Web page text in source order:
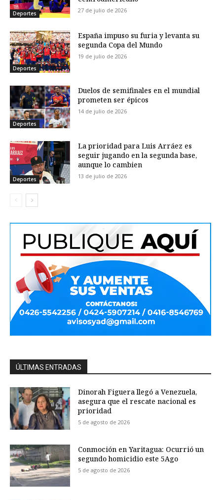
Deportes 27 de julio de 2026
Deportes
España impuso su furia y levanta su
segunda Copa del Mundo
19 de julio de 2026
Deportes
Duelos de semifinales en el mundial
prometen ser épicos
14 de julio de 2026
Deportes
La prioridad para Luis Arráez es
seguir jugando en la segunda base,
aunque lo cambien
13 de julio de 2026
ÚLTIMAS ENTRADAS
Dinorah Figuera llegó a Venezuela,
asegura que el rescate nacional es
prioridad
5 de agosto de 2026
Conmoción en Yaritagua: Ocurrió un
segundo homicidio este 5Ago
5 de agosto de 2026